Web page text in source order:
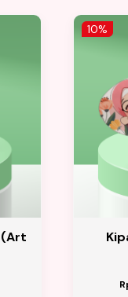
(Art
10%